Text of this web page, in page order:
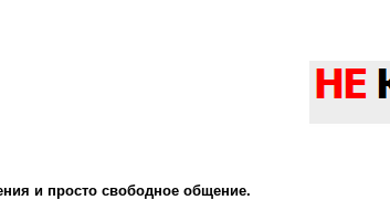
и просто свободное общение.